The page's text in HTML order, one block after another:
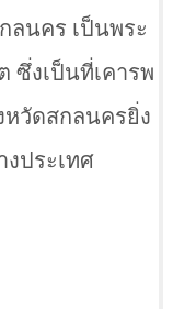
ลนคร เป็นพระ
ซึ่งเป็นที่เคารพ
วัดสกลนครยิ่ง
ประเทศ